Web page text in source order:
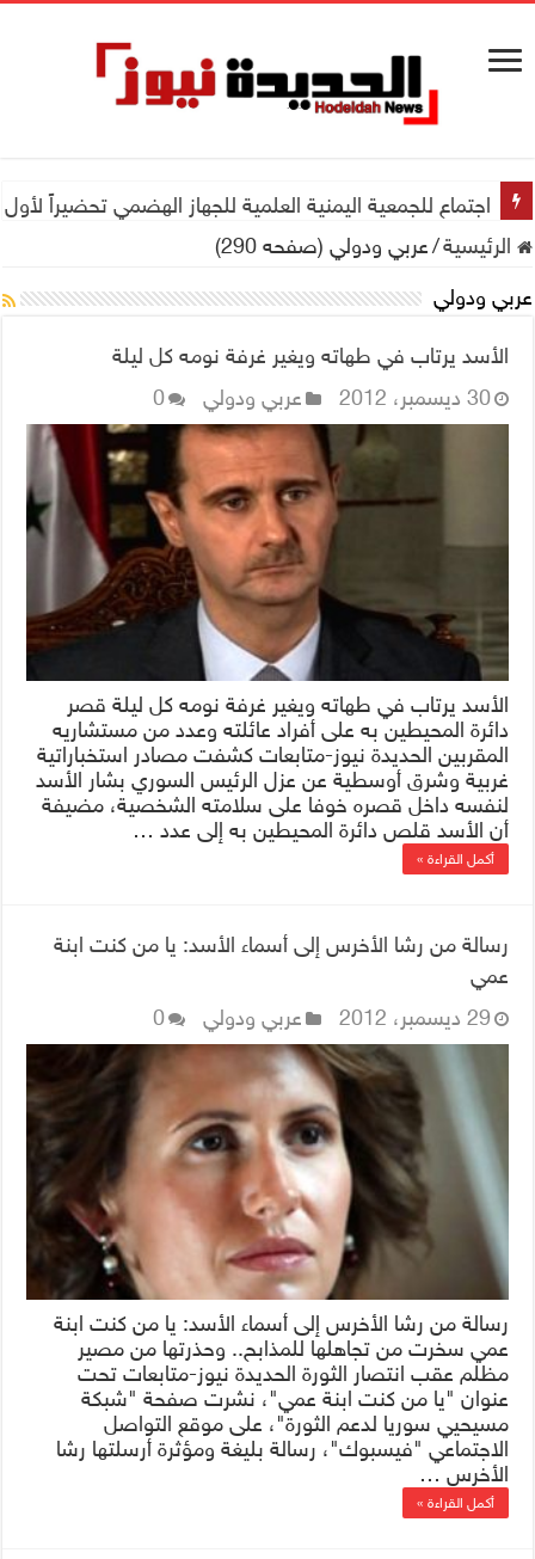
اجتماع للجمعية اليمنية العلمية للجهاز الهضمي تحضيراً
الرئيسية/عربي ودولي (صفحه 290)
عربي ودولي
الأسد يرتاب في طهاته ويغير غرفة نومه كل ليلة
30 ديسمبر، 2012
عربي ودولي 0
الأسد يرتاب في طهاته ويغير غرفة نومه كل ليلة قصر
دائرة المحيطين به على أفراد عائلته وعدد من مستشاريه
المقربين الحديدة نيوز-متابعات كشفت مصادر استخباراتية
غربية وشرق أوسطية عن عزل الرئيس السوري بشار الأسد
لنفسه داخل قصره خوفا على سلامته الشخصية، مضيفة
أن الأسد قلص دائرة المحيطين به إلى عدد …
أكمل القراءة »
رسالة من رشا الأخرس إلى أسماء الأسد: يا من كنت ابنة
عمي
29 ديسمبر، 2012
عربي ودولي 0
رسالة من رشا الأخرس إلى أسماء الأسد: يا من كنت ابنة
عمي سخرت من تجاهلها للمذابح.. وحذرتها من مصير
مظلم عقب انتصار الثورة الحديدة نيوز-متابعات تحت
عنوان "يا من كنت ابنة عمي"، نشرت صفحة "شبكة
مسيحيي سوريا لدعم الثورة"، على موقع التواصل
الاجتماعي "فيسبوك"، رسالة بليغة ومؤثرة أرسلتها رشا
الأخرس …
أكمل القراءة »